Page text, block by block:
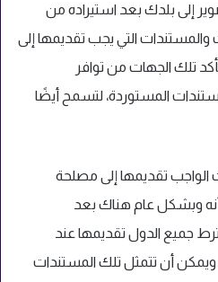
إلى بلدك بعد استيراده من
والمستندات التي يجب تقديمها إلى
تلك الجهات من توافر
المستوردة، لتسمح أيضًا
الواجب تقديمها إلى مصلحة
أنه وبشكل عام هناك بعد
جميع الدول تقديمها عند
أن تتمثل تلك المستندات